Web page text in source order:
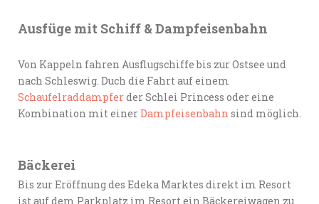
Ausfüge mit Schiff & Dampfeisenbahn
Von Kappeln fahren Ausflugschiffe bis zur Ostsee und
nach Schleswig. Duch die Fahrt auf einem
Schaufelraddampferder Schlei Princess oder eine
Kombination mit einerDampfeisenbahn sind möglich.
Bäckerei
Bis zur Eröffnung des Edeka Marktes direkt im Resort
ist auf dem Parkplatz im Resort ein Bäckereiwagen zu